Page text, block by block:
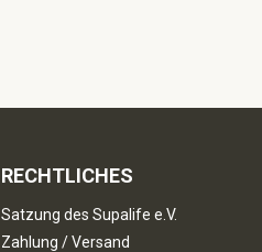
RECHTLICHES
Satzung des Supalife e.V.
Zahlung / Versand